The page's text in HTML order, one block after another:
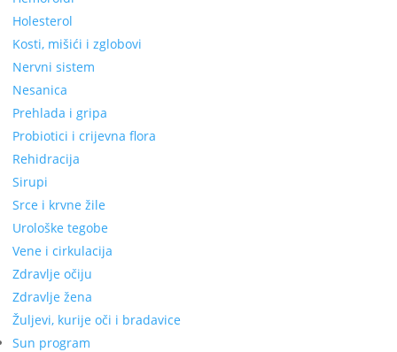
Holesterol
Kosti, mišići i zglobovi
Nervni sistem
Nesanica
Prehlada i gripa
Probiotici i crijevna flora
Rehidracija
Sirupi
Srce i krvne žile
Urološke tegobe
Vene i cirkulacija
Zdravlje očiju
Zdravlje žena
Žuljevi, kurije oči i bradavice
Sun program